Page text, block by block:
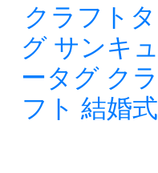
クラフトタ
グ サンキュ
ータグ クラ
フト 結婚式